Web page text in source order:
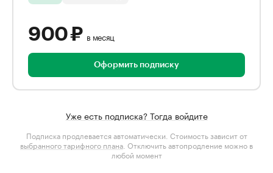
900 ₽ в месяц
Оформить подписку
Уже есть подписка? Тогда войдите
Подписка продлевается автоматически. Стоимость зависит от
выбранного тарифного плана . Отключить автопродление можно в
любой момент